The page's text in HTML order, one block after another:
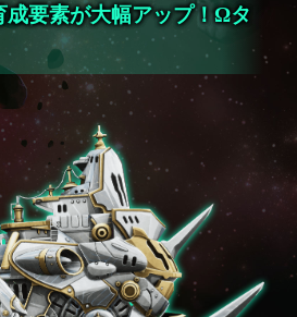
成要素が大幅アップ！Ωタ